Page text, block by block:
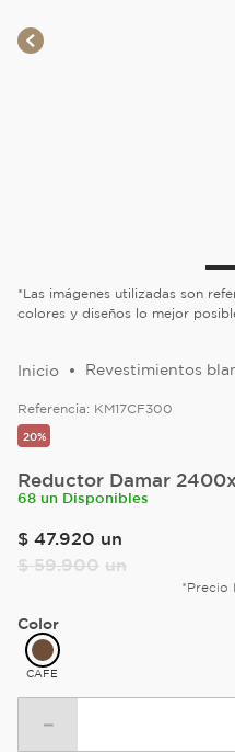
*Las imágenes utilizadas son
colores y diseños lo mejor
Revestimientos
Referencia: KM17CF300
20%
Reductor Damar
68 un Disponibles
$ 47.920 un
$ 59.900 un
*Precio
Color
CAFE
－